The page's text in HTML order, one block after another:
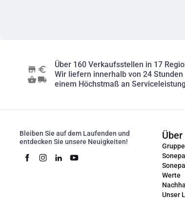
Über 160 Verkaufsstellen in 17
Wir liefern innerhalb von 24
einem Höchstmaß an Serviceleistung
Bleiben Sie auf dem Laufenden und
entdecken Sie unsere Neuigkeiten!
Werte
Unser